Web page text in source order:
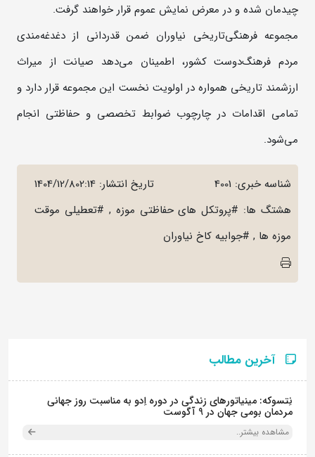
چیدمان شده و در معرض نمایش عموم قرار خواهند گرفت.
مجموعه فرهنگی‌تاریخی نیاوران ضمن قدردانی از دغدغه‌مندی
مردم فرهنگ‌دوست کشور، اطمینان می‌دهد صیانت از میراث
ارزشمند تاریخی همواره در اولویت نخست این مجموعه قرار دارد و
تمامی اقدامات در چارچوب ضوابط تخصصی و حفاظتی انجام
می‌شود.
شناسه خبری: 4001 تاریخ انتشار: 1404/12/802:14
هشتگ ها: #پروتکل های حفاظتی موزه , #تعطیلی موقت
موزه ها , #جوابیه کاخ نیاوران
آخرین مطالب
نِتسوکه: مینیاتورهای زندگی در دوره اِدو به مناسبت روز جهانی
مردمان بومی جهان در 9 آگوست
مشاهده بیشتر..